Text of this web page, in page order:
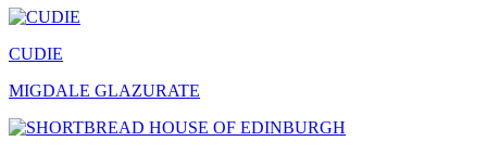
CUDIE
MIGDALE GLAZURATE